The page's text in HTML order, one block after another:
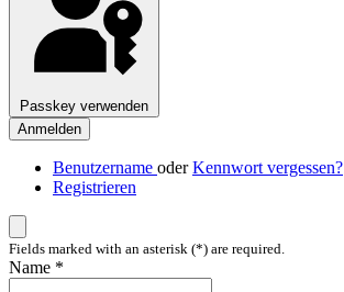
Passkey verwenden
Anmelden
Benutzername oderKennwort vergessen?
Registrieren
Fields marked with an asterisk (*) are required.
Name *